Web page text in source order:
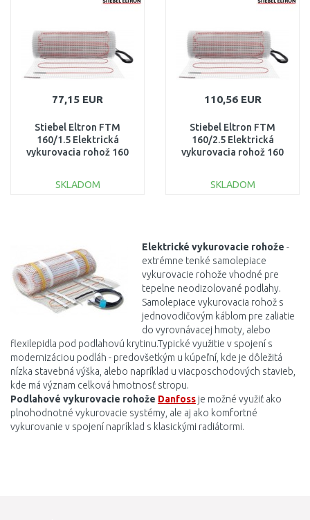
77,15 EUR
Stiebel Eltron FTM
160/1.5 Elektrická
vykurovacia rohož 160
SKLADOM
110,56 EUR
Stiebel Eltron FTM
160/2.5 Elektrická
vykurovacia rohož 160
SKLADOM
Elektrické vykurovacie rohože -
extrémne tenké samolepiace
vykurovacie rohože vhodné pre
tepelne neodizolované podlahy.
Samolepiace vykurovacia rohož s
jednovodičovým káblom pre zaliatie
do vyrovnávacej hmoty, alebo
flexilepidla pod podlahovú krytinu.Typické využitie v spojení s
modernizáciou podláh - predovšetkým u kúpeľní, kde je dôležitá
nízka stavebná výška, alebo napríklad u viacposchodových stavieb,
kde má význam celková hmotnosť stropu.
Podlahové vykurovacie rohože Danfoss je možné využiť ako
plnohodnotné vykurovacie systémy, ale aj ako komfortné
vykurovanie v spojení napríklad s klasickými radiátormi.